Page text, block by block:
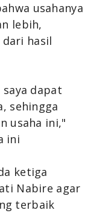
usahanya
lebih,
hasil
dapat
sehingga
usaha ini,"
ini
ketiga
Nabire agar
terbaik